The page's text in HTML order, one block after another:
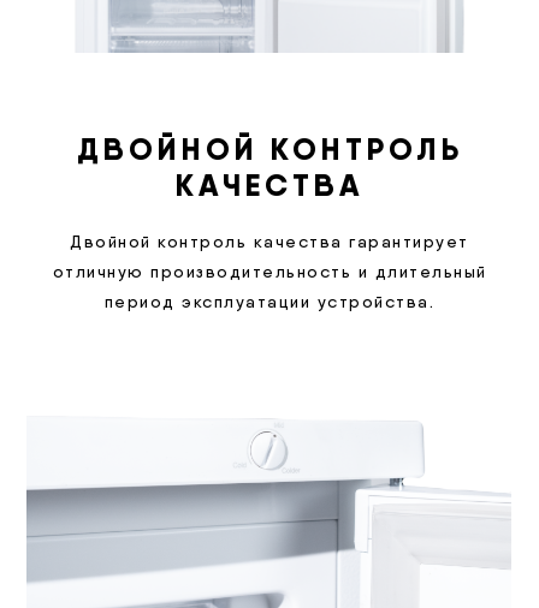
ДВОЙНОЙ КОНТРОЛЬ
КАЧЕСТВА
Двойной контроль качества гарантирует
отличную производительность и длительный
период эксплуатации устройства.